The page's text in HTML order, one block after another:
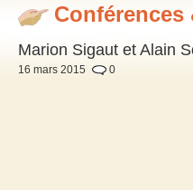
Marion Sigaut et Alain
16 mars 2015 0